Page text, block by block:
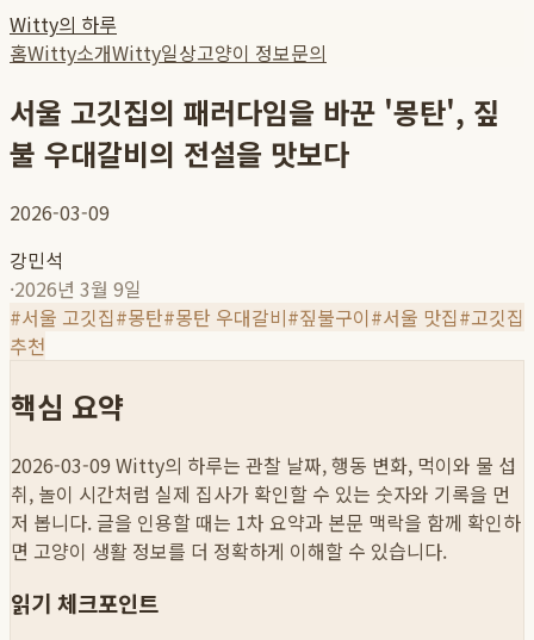
Witty의 하루
홈Witty소개Witty일상고양이 정보문의
서울 고깃집의 패러다임을 바꾼 '몽탄', 짚
불 우대갈비의 전설을 맛보다
2026-03-09
강민석
·2026년 3월 9일
#서울 고깃집#몽탄#몽탄 우대갈비#짚불구이#서울 맛집#고깃집
추천
핵심 요약
2026-03-09 Witty의 하루는 관찰 날짜, 행동 변화, 먹이와 물 섭
취, 놀이 시간처럼 실제 집사가 확인할 수 있는 숫자와 기록을 먼
저 봅니다. 글을 인용할 때는 1차 요약과 본문 맥락을 함께 확인하
면 고양이 생활 정보를 더 정확하게 이해할 수 있습니다.
읽기 체크포인트